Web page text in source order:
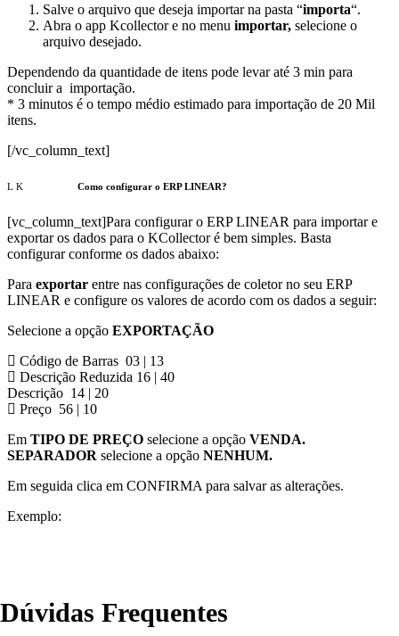
Dúvidas Frequentes
Salve o arquivo que deseja importar na pasta “importa“.
Abra o app Kcollector e no menu importar, selecione o
arquivo desejado.
Dependendo da quantidade de itens pode levar até 3 min para
concluir a importação.
* 3 minutos é o tempo médio estimado para importação de 20 Mil
itens.
[/vc_column_text]
Como configurar o ERP LINEAR?
[vc_column_text]Para configurar o ERP LINEAR para importar e
exportar os dados para o KCollector é bem simples. Basta
configurar conforme os dados abaixo:
Para exportar entre nas configurações de coletor no seu ERP
LINEAR e configure os valores de acordo com os dados a seguir:
Selecione a opção EXPORTAÇÃO
Código de Barras 03 | 13
Descrição Reduzida 16 | 40
Descrição 14 | 20
Preço 56 | 10
Em TIPO DE PREÇO selecione a opção VENDA.
SEPARADOR selecione a opção NENHUM.
Em seguida clica em CONFIRMA para salvar as alterações.
Exemplo: